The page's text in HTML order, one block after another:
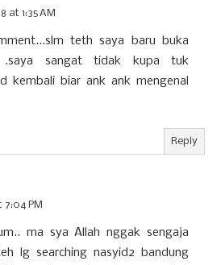
at 1:35 AM
teth saya baru buka
.saya sangat tidak kupa tuk
kembali biar ank ank mengenal
Reply
7:04 PM
ma sya Allah nggak sengaja
lg searching nasyid2 bandung